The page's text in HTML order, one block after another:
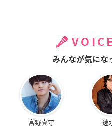
みんなが気にな
宮野真守 速